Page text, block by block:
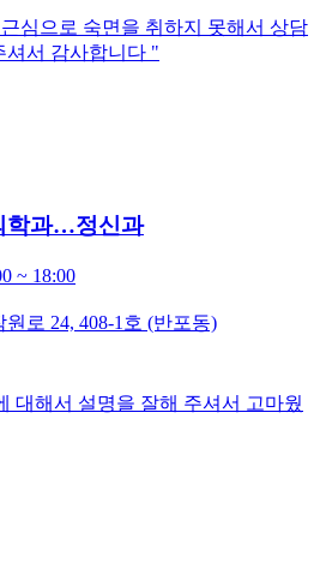
심으로 숙면을 취하지 못해서 상담
셔서 감사합니다 "
학과…정신과
~ 18:00
로 24, 408-1호 (반포동)
대해서 설명을 잘해 주셔서 고마웠